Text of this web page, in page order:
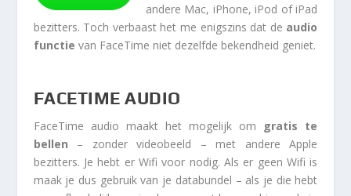
andere Mac, iPhone, iPod of iPad
bezitters. Toch verbaast het me enigszins dat de audio
functie van FaceTime niet dezelfde bekendheid geniet.
FACETIME AUDIO
FaceTime audio maakt het mogelijk om gratis te
bellen – zonder videobeeld – met andere Apple
bezitters. Je hebt er Wifi voor nodig. Als er geen Wifi is
maak je dus gebruik van je databundel – als je die hebt